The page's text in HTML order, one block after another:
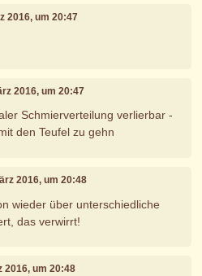
2016, um 20:47
2016, um 20:47
Schmierverteilung verlierbar -
den Teufel zu gehn
2016, um 20:48
wieder über unterschiedliche
das verwirrt!
2016, um 20:48